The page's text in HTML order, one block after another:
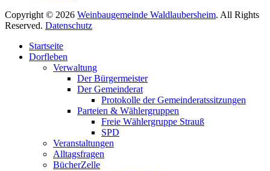
Copyright © 2026 Weinbaugemeinde Waldlaubersheim. All Rights
Reserved. Datenschutz
oben
scrollen
Startseite
Dorfleben
Verwaltung
Der Bürgermeister
Der Gemeinderat
Protokolle der Gemeinderatssitzungen
Parteien & Wählergruppen
Freie Wählergruppe Strauß
SPD
Veranstaltungen
Alltagsfragen
BücherZelle